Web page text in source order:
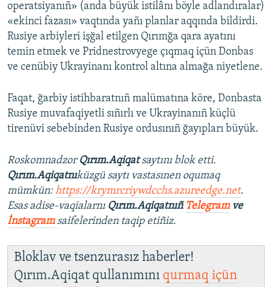
operatsiyanıñ» (anda büyük istilânı böyle adlandıralar)
«ekinci fazası» vaqtında yañı planlar aqqında bildirdi.
Rusiye arbiyleri işğal etilgen Qırımğa qara ayatını
temin etmek ve Pridnestrovyege çıqmaq içün Donbas
ve cenübiy Ukrayinanı kontrol altına almağa niyetlene.
Faqat, ğarbiy istihbaratnıñ malümatına köre, Donbasta
Rusiye muvafaqiyetli sıñırlı ve Ukrayinanıñ küçlü
tirenüvi sebebinden Rusiye ordusınıñ ğayıpları büyük.
Roskomnadzor Qırım.Aqiqatsaytını blok etti.
Qırım.Aqiqatnıküzgü saytı vastasınen oqumaq
mümkün:https://krymrcriywdcchs.azureedge.net.
Esas adise-vaqialarnı Qırım.Aqiqatnıñ Telegramve
İnstagram saifelerinden taqip etiñiz.
Bloklav ve tsenzurasız haberler!
Qırım.Aqiqat qullanımını qurmaq içün